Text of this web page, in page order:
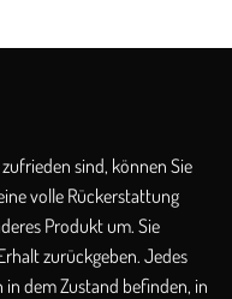
sind, können Sie
volle Rückerstattung
Produkt um. Sie
zurückgeben. Jedes
in dem Zustand befinden, in